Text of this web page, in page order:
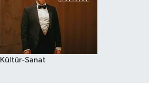
Kültür-Sanat